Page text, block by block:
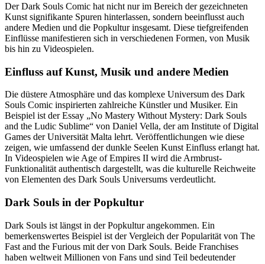
Der Dark Souls Comic hat nicht nur im Bereich der gezeichneten
Kunst signifikante Spuren hinterlassen, sondern beeinflusst auch
andere Medien und die Popkultur insgesamt. Diese tiefgreifenden
Einflüsse manifestieren sich in verschiedenen Formen, von Musik
bis hin zu Videospielen.
Einfluss auf Kunst, Musik und andere Medien
Die düstere Atmosphäre und das komplexe Universum des Dark
Souls Comic inspirierten zahlreiche Künstler und Musiker. Ein
Beispiel ist der Essay „No Mastery Without Mystery: Dark Souls
and the Ludic Sublime“ von Daniel Vella, der am Institute of Digital
Games der Universität Malta lehrt. Veröffentlichungen wie diese
zeigen, wie umfassend der dunkle Seelen Kunst Einfluss erlangt hat.
In Videospielen wie Age of Empires II wird die Armbrust-
Funktionalität authentisch dargestellt, was die kulturelle Reichweite
von Elementen des Dark Souls Universums verdeutlicht.
Dark Souls in der Popkultur
Dark Souls ist längst in der Popkultur angekommen. Ein
bemerkenswertes Beispiel ist der Vergleich der Popularität von The
Fast and the Furious mit der von Dark Souls. Beide Franchises
haben weltweit Millionen von Fans und sind Teil bedeutender